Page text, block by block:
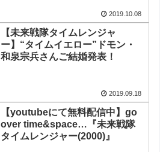
2019.10.08
【未来戦隊タイムレンジャ
ー】“タイムイエロー”ドモン・
和泉宗兵さんご結婚発表！
2019.09.18
【youtubeにて無料配信中】go
over time&space…『未来戦隊
タイムレンジャー(2000)』